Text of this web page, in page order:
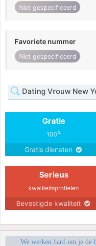
Niet gespecificeerd
Favoriete nummer
Niet gespecificeerd
Dating Vrouw New
Gratis
100%
Gratis diensten
Serieus
kwaliteitsprofielen
Bevestigde kwaliteit
We werken hard om je de